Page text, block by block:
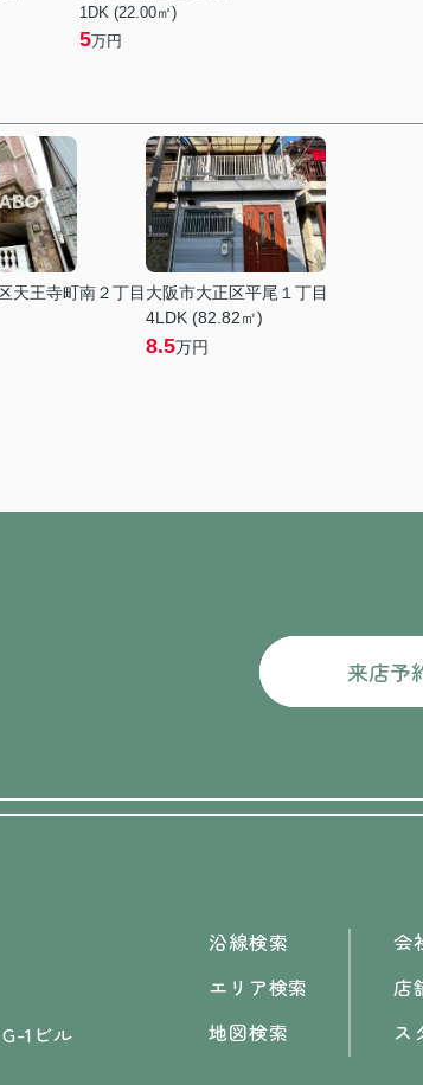
1DK (22.00㎡)
5万円
天王寺町南２丁目 大阪市大正区平尾１丁目
4LDK (82.82㎡)
8.5万円
来店予
1ビル
沿線検索
エリア検索
地図検索
会
店
ス